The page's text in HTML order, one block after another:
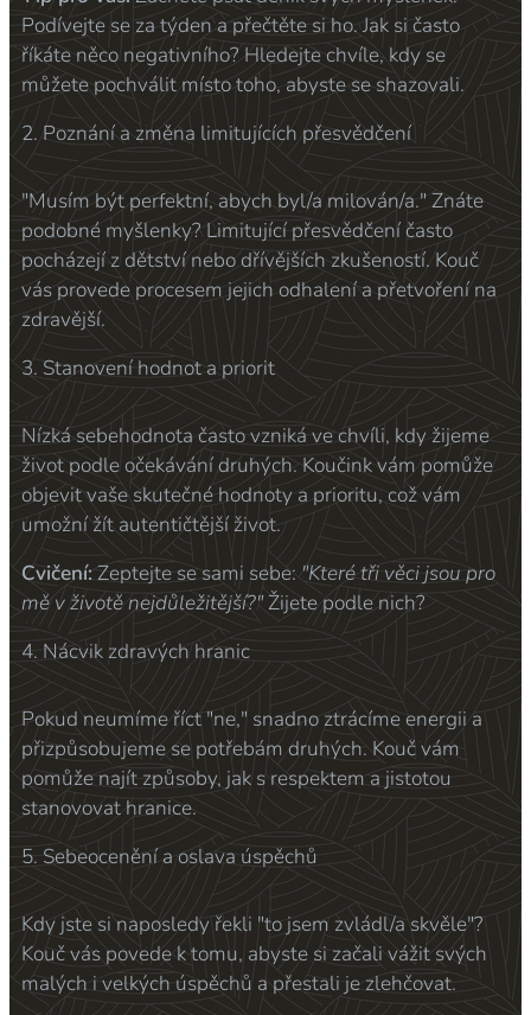
Podívejte se za týden a přečtěte si ho. Jak si často
říkáte něco negativního? Hledejte chvíle, kdy se
můžete pochválit místo toho, abyste se shazovali.
2. Poznání a změna limitujících přesvědčení
"Musím být perfektní, abych byl/a milován/a." Znáte
podobné myšlenky? Limitující přesvědčení často
pocházejí z dětství nebo dřívějších zkušeností. Kouč
vás provede procesem jejich odhalení a přetvoření na
zdravější.
3. Stanovení hodnot a priorit
Nízká sebehodnota často vzniká ve chvíli, kdy žijeme
život podle očekávání druhých. Koučink vám pomůže
objevit vaše skutečné hodnoty a prioritu, což vám
umožní žít autentičtější život.
Cvičení:Zeptejte se sami sebe:"Které tři věci jsou pro
mě v životě nejdůležitější?"Žijete podle nich?
4. Nácvik zdravých hranic
Pokud neumíme říct "ne," snadno ztrácíme energii a
přizpůsobujeme se potřebám druhých. Kouč vám
pomůže najít způsoby, jak s respektem a jistotou
stanovovat hranice.
5. Sebeocenění a oslava úspěchů
Kdy jste si naposledy řekli "to jsem zvládl/a skvěle"?
Kouč vás povede k tomu, abyste si začali vážit svých
malých i velkých úspěchů a přestali je zlehčovat.